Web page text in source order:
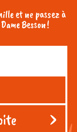
et ne passez à
Besson !